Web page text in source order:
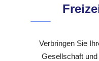
Verbringen Sie
Gesellschaft